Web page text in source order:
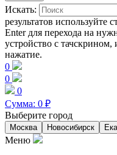
Искать:
результатов используйте
Enter для перехода на
устройство с
нажатие.
0
0
0
Сумма: 0 ₽
Выберите город
Москва Новосибирск
Меню